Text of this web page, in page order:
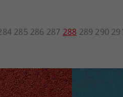
285 286 287 288 289 290